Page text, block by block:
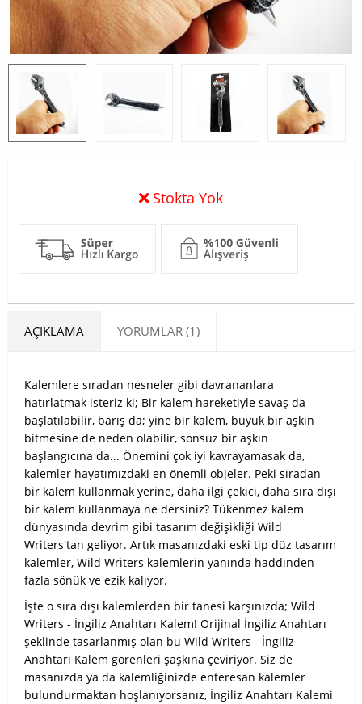
Stokta Yok
AÇIKLAMA YORUMLAR (1)
Kalemlere sıradan nesneler gibi davrananlara
hatırlatmak isteriz ki; Bir kalem hareketiyle savaş da
başlatılabilir, barış da; yine bir kalem, büyük bir aşkın
bitmesine de neden olabilir, sonsuz bir aşkın
başlangıcına da... Önemini çok iyi kavrayamasak da,
kalemler hayatımızdaki en önemli objeler. Peki sıradan
bir kalem kullanmak yerine, daha ilgi çekici, daha sıra dışı
bir kalem kullanmaya ne dersiniz? Tükenmez kalem
dünyasında devrim gibi tasarım değişikliği Wild
Writers'tan geliyor. Artık masanızdaki eski tip düz tasarım
kalemler, Wild Writers kalemlerin yanında haddinden
fazla sönük ve ezik kalıyor.
İşte o sıra dışı kalemlerden bir tanesi karşınızda; Wild
Writers - İngiliz Anahtarı Kalem! Orijinal İngiliz Anahtarı
şeklinde tasarlanmış olan bu Wild Writers - İngiliz
Anahtarı Kalem görenleri şaşkına çeviriyor. Siz de
masanızda ya da kalemliğinizde enteresan kalemler
bulundurmaktan hoşlanıyorsanız, İngiliz Anahtarı Kalemi